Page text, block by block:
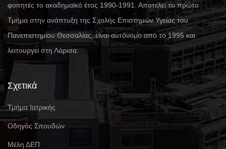
φοιτητές το ακαδημαϊκό έτος 1990-1991. Αποτελεί το πρώτο
Τμήμα στην ανάπτυξη της Σχολής Επιστημών Υγείας του
Πανεπιστημίου Θεσσαλίας, είναι αυτόνομο από το 1995 και
λειτουργεί στη Λάρισα.
Σχετικά
Τμήμα Ιατρικής
Οδηγός Σπουδών
Μέλη ΔΕΠ